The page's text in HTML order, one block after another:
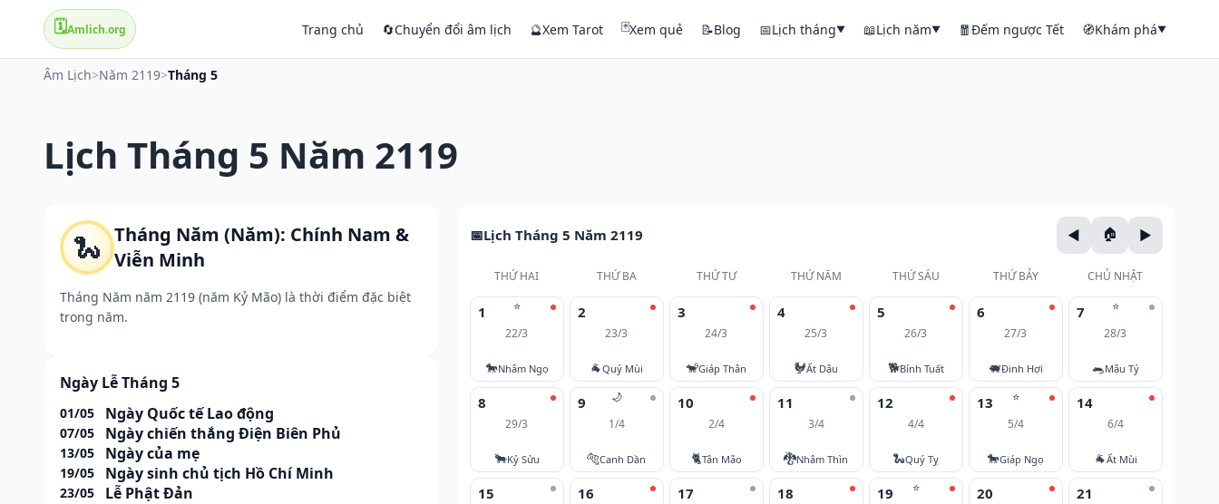
🗓️Amlich.org Trang chủ 🔄Chuyển đổi âm lịch 🔮Xem Tarot 🃏Xem quẻ 📝Blog 📅Lịch tháng▼ 📖Lịch năm▼ 🧧Đếm ngược Tết 🧭Khám phá▼
Âm Lịch>Năm 2119>Tháng 5
Lịch Tháng 5 Năm 2119
🐍 Tháng Năm (Năm): Chính Nam &
Viễn Minh
Tháng Năm năm 2119 (năm Kỷ Mão) là thời điểm đặc biệt
trong năm.
Ngày Lễ Tháng 5
01/05 Ngày Quốc tế Lao động
07/05 Ngày chiến thắng Điện Biên Phủ
13/05 Ngày của mẹ
19/05 Ngày sinh chủ tịch Hồ Chí Minh
23/05 Lễ Phật Đản
Lịch Tháng 5 Năm 2119
THỨ HAI THỨ BA THỨ TƯ THỨ NĂM THỨ SÁU THỨ BẢY
CHỦ NHẬT
⭐
1
22/3
🐎Nhâm Ngọ
2
23/3
🐐Quý Mùi
3
24/3
🐒Giáp Thân
4
25/3
🐓Ất Dậu
5
26/3
🐕Bính Tuất
6
27/3
🐖Đinh Hợi
⭐
7
28/3
🐀Mậu Tý
8
29/3
🐂Kỷ Sửu
🌙
9
1/4
🐅Canh Dần
10
2/4
🐈Tân Mão
11
3/4
🐉Nhâm Thìn
12
4/4
🐍Quý Tỵ
⭐
13
5/4
🐎Giáp Ngọ
14
6/4
🐐Ất Mùi
15 16 17 18 ⭐
19 20 21